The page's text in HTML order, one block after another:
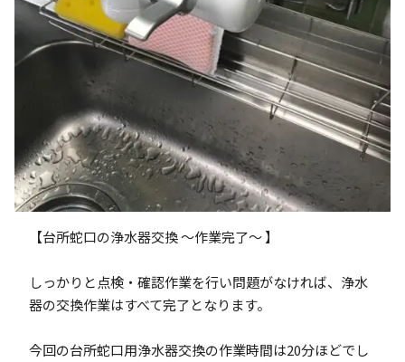
【台所蛇口の浄水器交換 ～作業完了～ 】
しっかりと点検・確認作業を行い問題がなければ、浄水
器の交換作業はすべて完了となります。
今回の台所蛇口用浄水器交換の作業時間は20分ほどでし